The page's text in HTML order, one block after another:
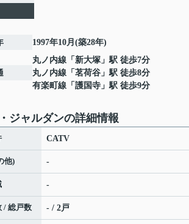
1997年10月(築28年)
丸ノ内線 「 新大塚 」駅 徒歩7分
丸ノ内線 「 茗荷谷 」駅 徒歩8分
有楽町線 「 護国寺 」駅 徒歩9分
ジャルダンの詳細情報
CATV
他) -
-
/ 総戸数 - / 2戸